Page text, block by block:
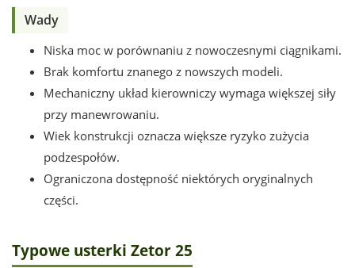
Wady
Niska moc w porównaniu z nowoczesnymi ciągnikami.
Brak komfortu znanego z nowszych modeli.
Mechaniczny układ kierowniczy wymaga większej siły
przy manewrowaniu.
Wiek konstrukcji oznacza większe ryzyko zużycia
podzespołów.
Ograniczona dostępność niektórych oryginalnych
części.
Typowe usterki Zetor 25